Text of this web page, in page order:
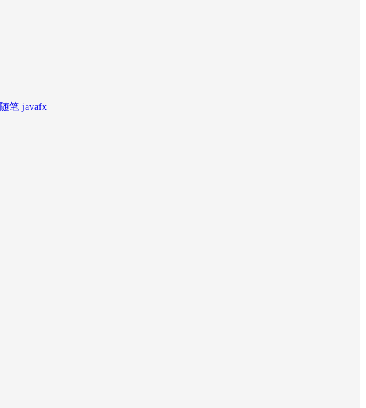
随笔 javafx